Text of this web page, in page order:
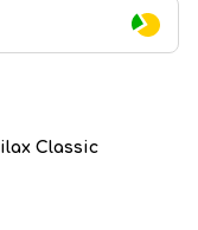
Classic